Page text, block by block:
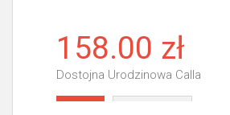
158.00 zł
Dostojna Urodzinowa Calla